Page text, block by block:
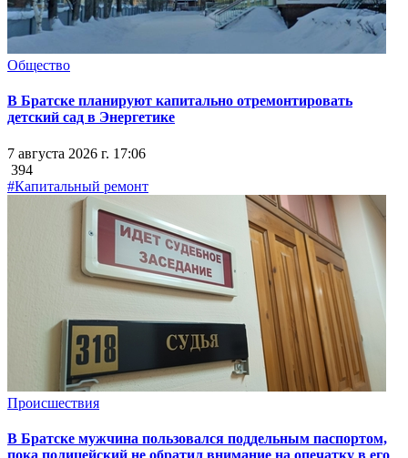
Общество
В Братске планируют капитально отремонтировать
детский сад в Энергетике
7 августа 2026 г. 17:06
394
#Капитальный ремонт
Происшествия
В Братске мужчина пользовался поддельным паспортом,
пока полицейский не обратил внимание на опечатку в его